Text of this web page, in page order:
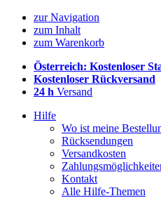
zur Navigation
zum Inhalt
zum Warenkorb
Österreich: Kostenloser
Kostenloser Rückversand
24 h Versand
Hilfe
Wo ist meine
Rücksendungen
Versandkosten
Kontakt
Alle Hilfe-Themen